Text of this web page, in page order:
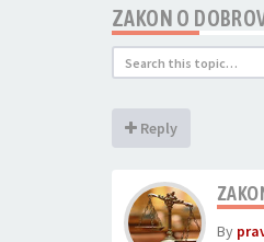
ZAKON O
Reply
By